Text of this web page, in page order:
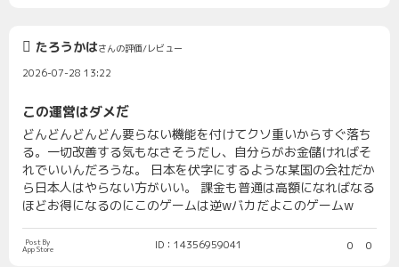
たろうかはさんの評価/レビュー
2026-07-28 13:22
この運営はダメだ
どんどんどんどん要らない機能を付けてクソ重いからすぐ落ち
る。一切改善する気もなさそうだし、自分らがお金儲ければそ
れでいいんだろうな。 日本を伏字にするような某国の会社だか
ら日本人はやらない方がいい。 課金も普通は高額になればなる
ほどお得になるのにこのゲームは逆wバカだよこのゲームw
Post By
App Store ID：14356959041 0 0